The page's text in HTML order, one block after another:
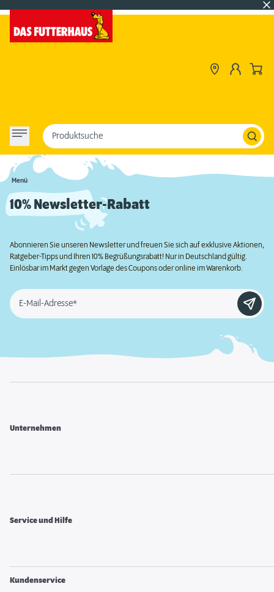
Menü
Produktsuche
10% Newsletter-Rabatt
Abonnieren Sie unseren Newsletter und freuen Sie sich auf exklusive Aktionen,
Ratgeber-Tipps und Ihren 10% Begrüßungsrabatt! Nur in Deutschland gültig.
Einlösbar im Markt gegen Vorlage des Coupons oder online im Warenkorb.
E-Mail-Adresse*
Unternehmen
Service und Hilfe
Kundenservice